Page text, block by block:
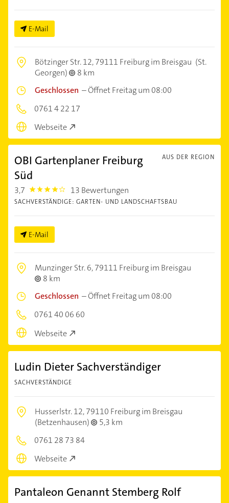
E-Mail
Bötzinger Str. 12,79111 Freiburg im Breisgau (St.
Georgen)
8 km
Geschlossen –Öffnet Freitag um 08:00
0761 4 22 17
Webseite
AUS DER REGION
OBI Gartenplaner Freiburg
Süd
3,7 3.7 13 Bewertungen
SACHVERSTÄNDIGE: GARTEN- UND LANDSCHAFTSBAU
E-Mail
Munzinger Str. 6,79111 Freiburg im Breisgau
8 km
Geschlossen –Öffnet Freitag um 08:00
0761 40 06 60
Webseite
Ludin Dieter Sachverständiger
SACHVERSTÄNDIGE
Husserlstr. 12,79110 Freiburg im Breisgau
(Betzenhausen)
5,3 km
0761 28 73 84
Webseite
Pantaleon Genannt Stemberg Rolf